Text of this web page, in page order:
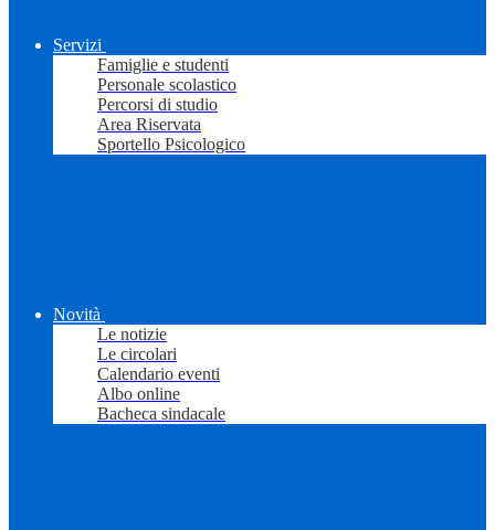
Servizi
Famiglie e studenti
Personale scolastico
Percorsi di studio
Area Riservata
Sportello Psicologico
Novità
Le notizie
Le circolari
Calendario eventi
Albo online
Bacheca sindacale